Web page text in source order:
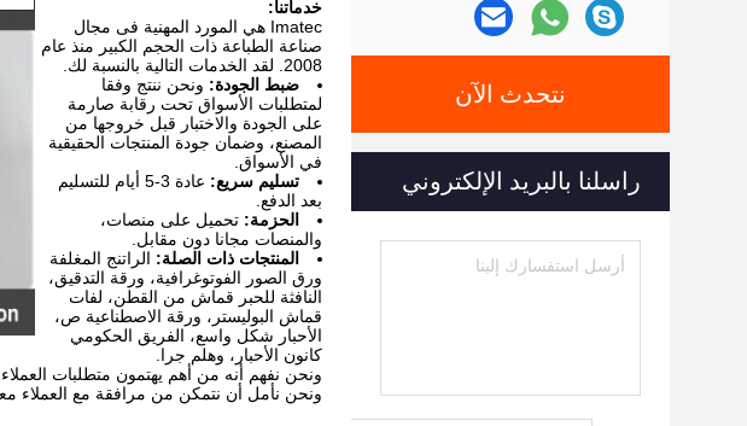
نتحدث الآن
راسلنا بالبريد الإلكتروني
خدماتنا:
Imatec هي المورد المهنية فى مجال
صناعة الطباعة ذات الحجم الكبير منذ عام
2008. لقد الخدمات التالية بالنسبة لك.
ضبط الجودة: ونحن ننتج وفقا
لمتطلبات الأسواق تحت رقابة صارمة
على الجودة والاختبار قبل خروجها من
المصنع، وضمان جودة المنتجات الحقيقية
في الأسواق.
تسليم سريع:
عادة 3-5 أيام للتسليم
بعد الدفع.
الحزمة: تحميل على منصات،
والمنصات مجانا دون مقابل.
المنتجات ذات الصلة: الراتنج المغلفة
ورق الصور الفوتوغرافية، ورقة التدقيق،
النافثة للحبر قماش من القطن، لفات
قماش البوليستر، ورقة الاصطناعية ص،
الأحبار شكل واسع، الفريق الحكومي
كانون الأحبار، وهلم جرا.
ونحن نفهم أنه من أهم يهتمون متطلبات العملاء
ونحن نأمل أن نتمكن من مرافقة مع العملاء